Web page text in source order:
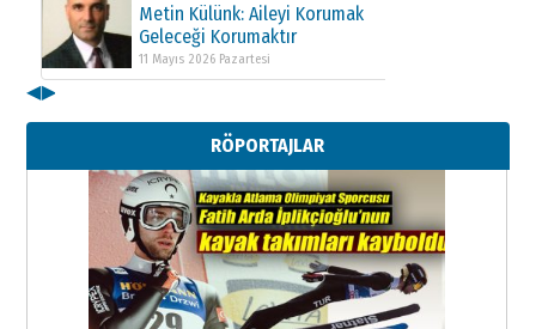
Metin Külünk: Aileyi Korumak
Geleceği Korumaktır
11 Mayıs 2026 Pazartesi
Metin Külünk: Aileyi Korumak
Geleceği Korumaktır
11 Mayıs 2026 Pazartesi
◀▶
RÖPORTAJLAR